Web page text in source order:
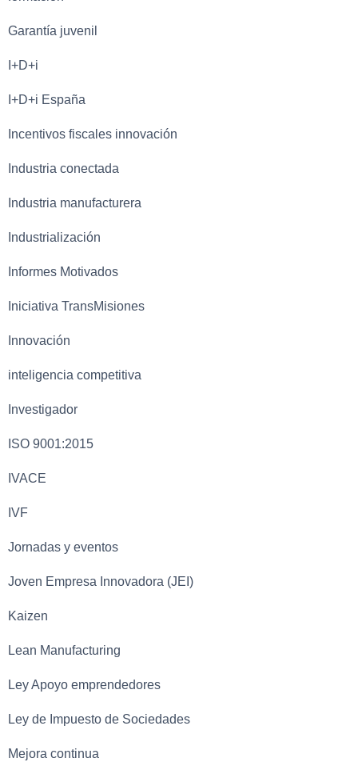
Garantía juvenil
I+D+i
I+D+i España
Incentivos fiscales innovación
Industria conectada
Industria manufacturera
Industrialización
Informes Motivados
Iniciativa TransMisiones
Innovación
inteligencia competitiva
Investigador
ISO 9001:2015
IVACE
IVF
Jornadas y eventos
Joven Empresa Innovadora (JEI)
Kaizen
Lean Manufacturing
Ley Apoyo emprendedores
Ley de Impuesto de Sociedades
Mejora continua